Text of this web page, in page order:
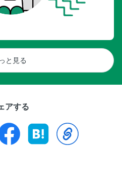
と見る
アする